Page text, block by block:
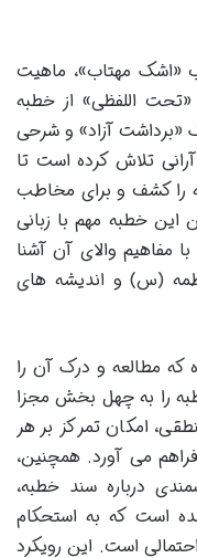
«اشک مهتاب»، ماهیت
اللفظی» از خطبه
«برداشت آزاد» و شرحی
تلاش کرده است تا
را کشف و برای مخاطب
این خطبه مهم با زبانی
مفاهیم والای آن آشنا
(س) و اندیشه های
که مطالعه و درک آن را
را به چهل بخش مجزا
امکان تمرکز بر هر
می آورد. همچنین،
درباره سند خطبه،
است که به استحکام
است. این رویکرد